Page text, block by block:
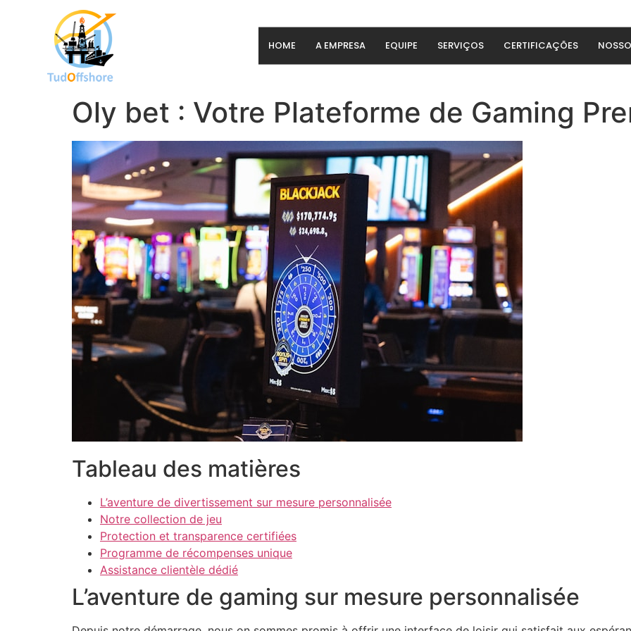
HOME A EMPRESA EQUIPE SERVIÇOS CERTIFICAÇÕES
Oly bet : Votre Plateforme de Gaming
Tableau des matières
L’aventure de divertissement sur mesure personnalisée
Notre collection de jeu
Protection et transparence certifiées
Programme de récompenses unique
Assistance clientèle dédié
L’aventure de gaming sur mesure personnalisée